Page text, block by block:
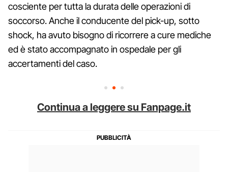
cosciente per tutta la durata delle operazioni di
soccorso. Anche il conducente del pick-up, sotto
shock, ha avuto bisogno di ricorrere a cure mediche
ed è stato accompagnato in ospedale per gli
accertamenti del caso.
Continua a leggere su Fanpage.it